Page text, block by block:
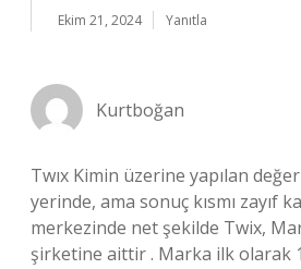
Ekim 21, 2024 Yanıtla
Kurtboğan
Twıx Kimin üzerine yapılan
yerinde, ama sonuç kısmı zayıf
merkezinde net şekilde Twix,
şirketine aittir . Marka ilk olarak